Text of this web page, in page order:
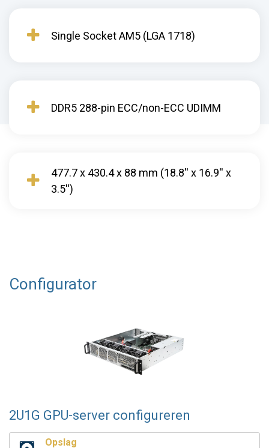
Single Socket AM5 (LGA 1718)
DDR5 288-pin ECC/non-ECC UDIMM
477.7 x 430.4 x 88 mm (18.8'' x 16.9'' x
3.5'')
Configurator
2U1G GPU-server configureren
Opslag